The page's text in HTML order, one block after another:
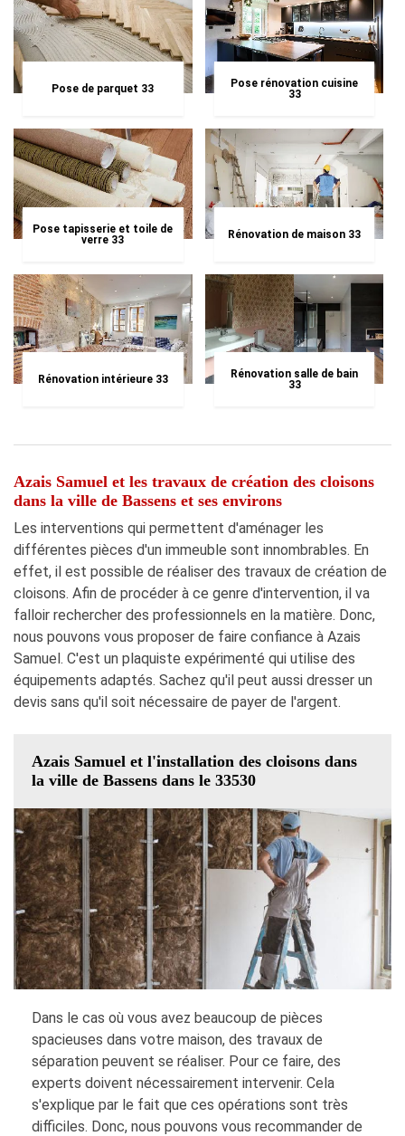
Pose de parquet 33
Pose rénovation cuisine
33
Pose tapisserie et toile de
verre 33
Rénovation de maison 33
Rénovation intérieure 33
Rénovation salle de bain
33
Azais Samuel et les travaux de création des cloisons
dans la ville de Bassens et ses environs
Les interventions qui permettent d'aménager les
différentes pièces d'un immeuble sont innombrables. En
effet, il est possible de réaliser des travaux de création de
cloisons. Afin de procéder à ce genre d'intervention, il va
falloir rechercher des professionnels en la matière. Donc,
nous pouvons vous proposer de faire confiance à Azais
Samuel. C'est un plaquiste expérimenté qui utilise des
équipements adaptés. Sachez qu'il peut aussi dresser un
devis sans qu'il soit nécessaire de payer de l'argent.
Azais Samuel et l'installation des cloisons dans
la ville de Bassens dans le 33530
Dans le cas où vous avez beaucoup de pièces
spacieuses dans votre maison, des travaux de
séparation peuvent se réaliser. Pour ce faire, des
experts doivent nécessairement intervenir. Cela
s'explique par le fait que ces opérations sont très
difficiles. Donc, nous pouvons vous recommander de